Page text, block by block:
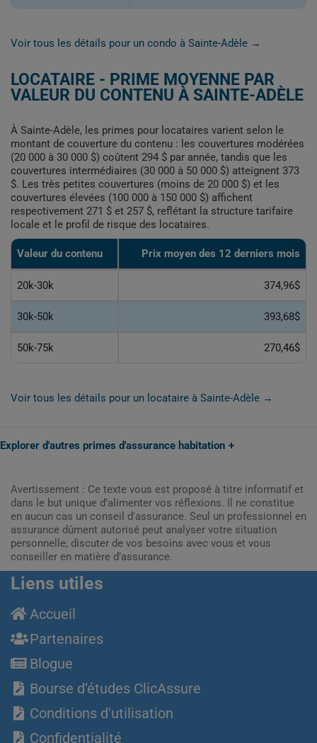
Voir tous les détails pour un condo à Sainte-Adèle →
LOCATAIRE - PRIME MOYENNE PAR
VALEUR DU CONTENU À SAINTE-ADÈLE
À Sainte-Adèle, les primes pour locataires varient selon le
montant de couverture du contenu : les couvertures modérées
(20 000 à 30 000 $) coûtent 294 $ par année, tandis que les
couvertures intermédiaires (30 000 à 50 000 $) atteignent 373
$. Les très petites couvertures (moins de 20 000 $) et les
couvertures élevées (100 000 à 150 000 $) affichent
respectivement 271 $ et 257 $, reflétant la structure tarifaire
locale et le profil de risque des locataires.
Valeur du contenu Prix moyen des 12 derniers mois
20k-30k 374,96$
30k-50k 393,68$
50k-75k 270,46$
Voir tous les détails pour un locataire à Sainte-Adèle →
Explorer d'autres primes d'assurance habitation
Avertissement : Ce texte vous est proposé à titre informatif et
dans le but unique d’alimenter vos réflexions. Il ne constitue
en aucun cas un conseil d'assurance. Seul un professionnel en
assurance dûment autorisé peut analyser votre situation
personnelle, discuter de vos besoins avec vous et vous
conseiller en matière d’assurance.
Liens utiles
Accueil
Partenaires
Blogue
Bourse d’études ClicAssure
Conditions d'utilisation
Confidentialité